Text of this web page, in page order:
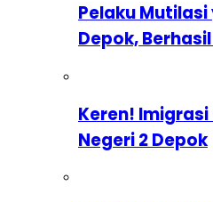
Pelaku
Depok,
Keren! Imigrasi
Negeri 2 Depok